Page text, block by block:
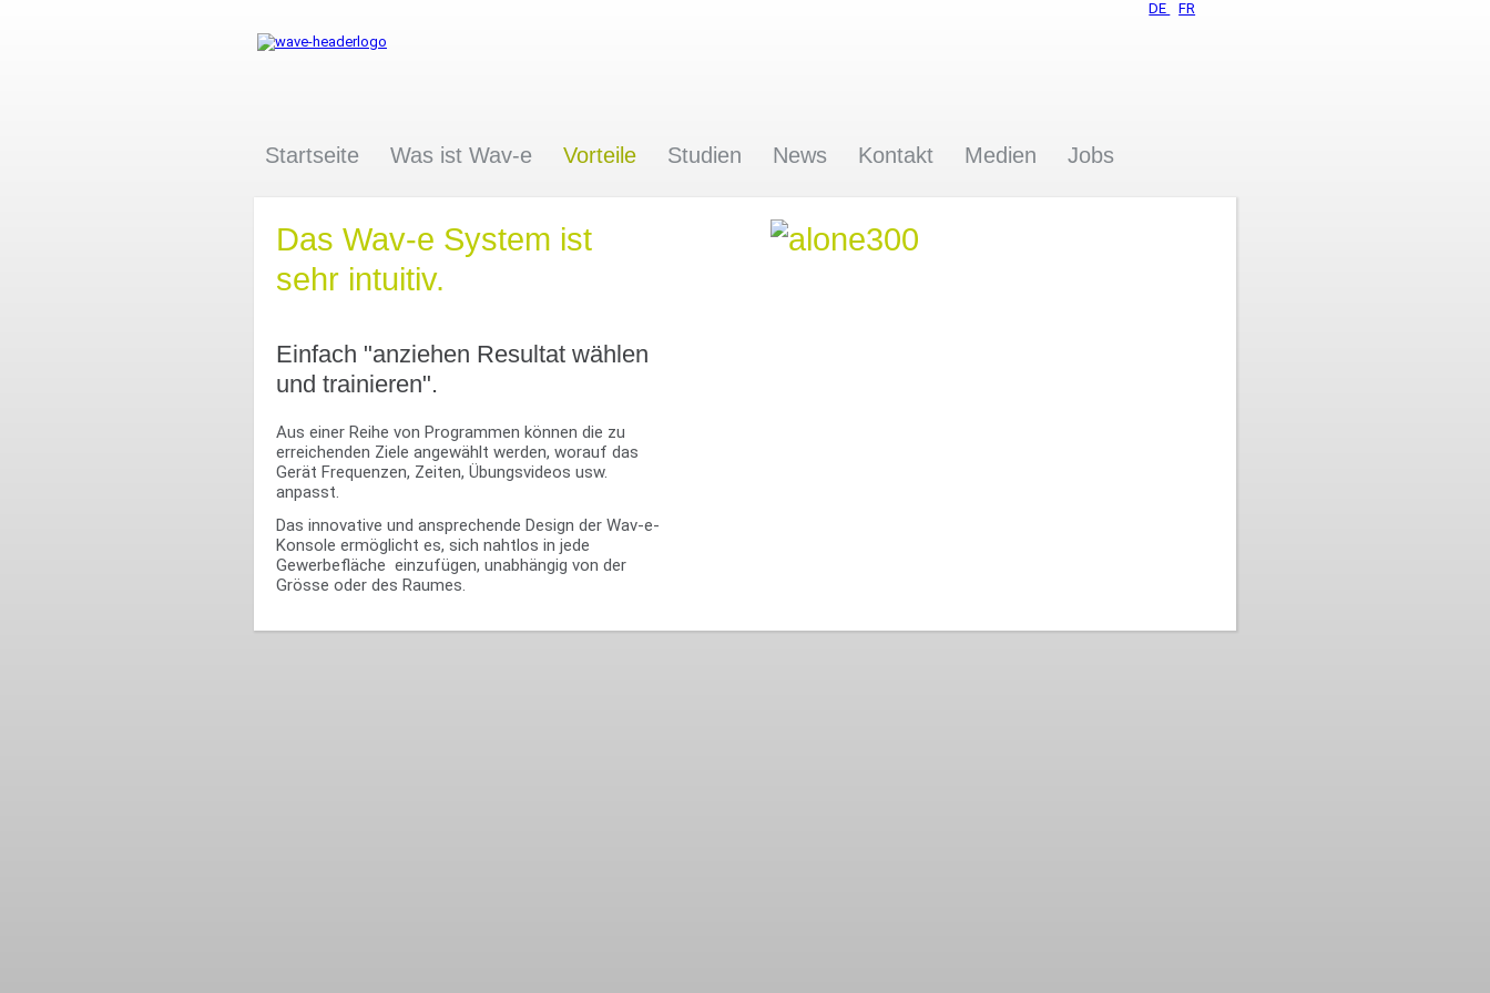
DE FR
Startseite Was ist Wav-e Vorteile Studien News Kontakt Medien Jobs
Das Wav-e System ist
sehr intuitiv.
Einfach "anziehen Resultat wählen
und trainieren".
Aus einer Reihe von Programmen können die zu
erreichenden Ziele angewählt werden, worauf das
Gerät Frequenzen, Zeiten, Übungsvideos usw.
anpasst.
Das innovative und ansprechende Design der Wav-e-
Konsole ermöglicht es, sich nahtlos in jede
Gewerbefläche einzufügen, unabhängig von der
Grösse oder des Raumes.